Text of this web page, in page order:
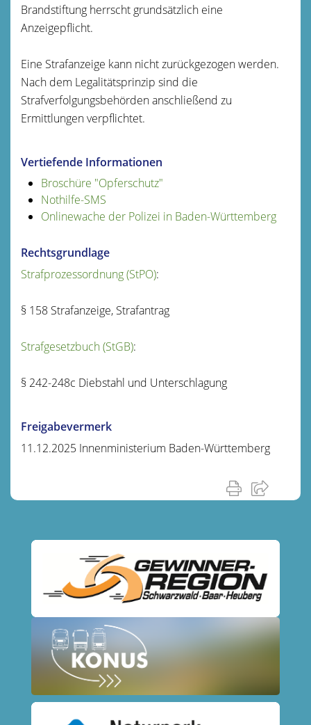
Brandstiftung herrscht grundsätzlich eine
Anzeigepflicht.
Eine Strafanzeige kann nicht zurückgezogen werden.
Nach dem Legalitätsprinzip sind die
Strafverfolgungsbehörden anschließend zu
Ermittlungen verpflichtet.
Vertiefende Informationen
Broschüre "Opferschutz"
Nothilfe-SMS
Onlinewache der Polizei in Baden-Württemberg
Rechtsgrundlage
Strafprozessordnung (StPO):
§ 158 Strafanzeige, Strafantrag
Strafgesetzbuch (StGB):
§ 242-248c Diebstahl und Unterschlagung
Freigabevermerk
11.12.2025 Innenministerium Baden-Württemberg